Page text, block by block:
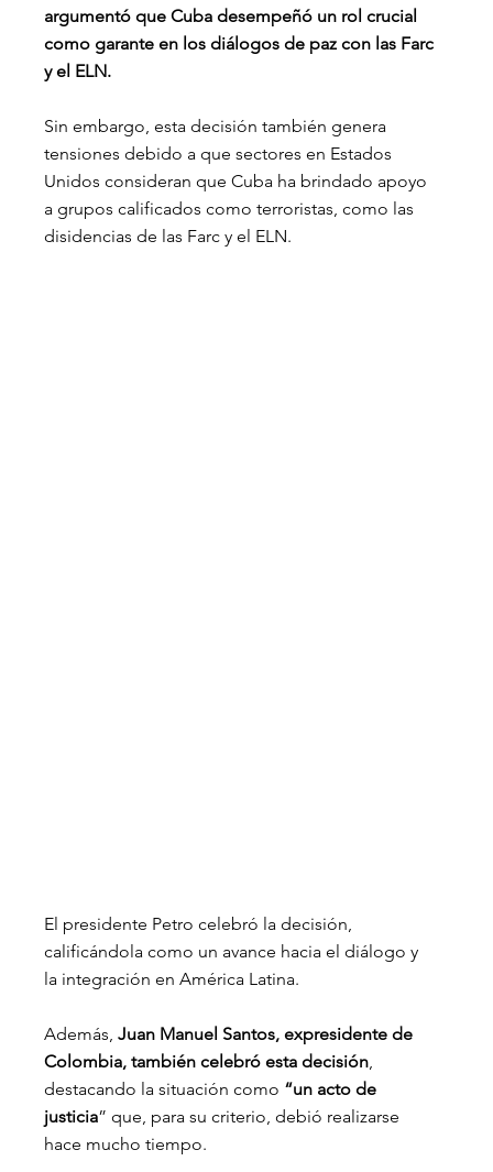
argumentó que Cuba desempeñó un rol crucial
como garante en los diálogos de paz con las Farc
y el ELN.
Sin embargo, esta decisión también genera
tensiones debido a que sectores en Estados
Unidos consideran que Cuba ha brindado apoyo
a grupos calificados como terroristas, como las
disidencias de las Farc y el ELN.
El presidente Petro celebró la decisión,
calificándola como un avance hacia el diálogo y
la integración en América Latina.
Además, Juan Manuel Santos, expresidente de
Colombia, también celebró esta decisión
destacando la situación como “un acto de
justicia” que, para su criterio, debió realizarse
hace mucho tiempo.